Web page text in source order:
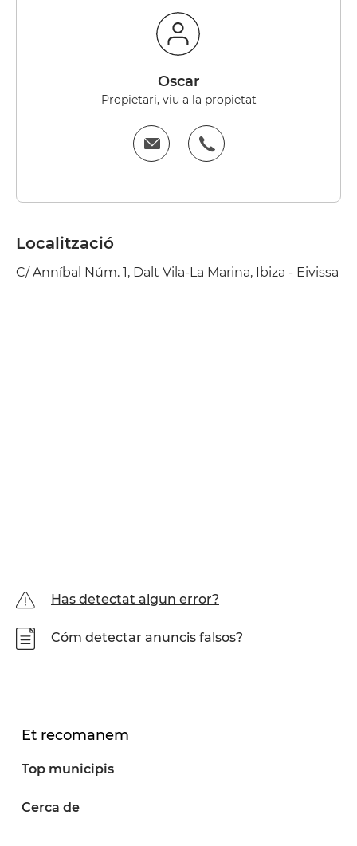
Oscar
Propietari, viu a la propietat
Localització
C/ Anníbal Núm. 1, Dalt Vila-La Marina, Ibiza - Eivissa
Has detectat algun error?
Cóm detectar anuncis falsos?
Et recomanem
Top municipis
Cerca de